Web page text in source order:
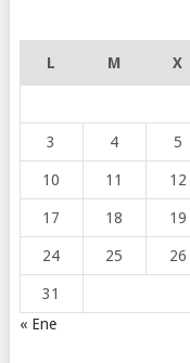
L M X
3 4 5
10 11 12
17 18 19
24 25 26
31
« Ene